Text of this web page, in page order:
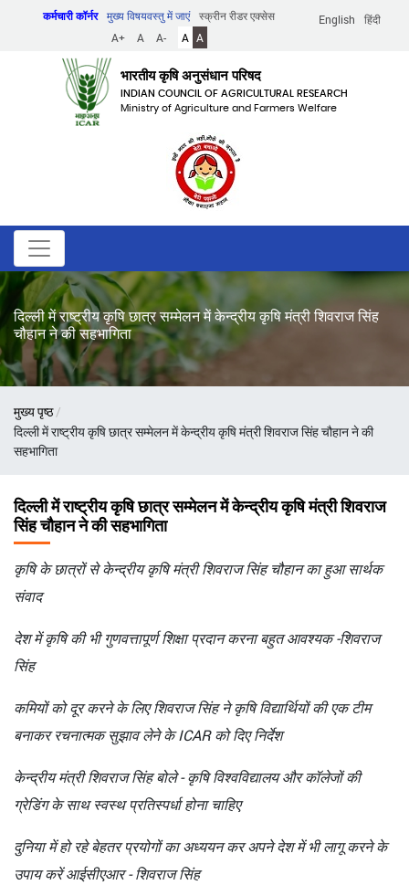
English हिंदी
कर्मचारी कॉर्नर मुख्य विषयवस्तु में जाएं
स्क्रीन रीडर एक्सेस
A+
A A- A A
भारतीय कृषि अनुसंधान परिषद
INDIAN COUNCIL OF AGRICULTURAL RESEARCH
Ministry of Agriculture and Farmers Welfare
दिल्ली में राष्ट्रीय कृषि छात्र सम्मेलन में केन्द्रीय कृषि मंत्री शिवराज सिंह
चौहान ने की सहभागिता
पग
चिन्ह
मुख्य पृष्ठ
दिल्ली में राष्ट्रीय कृषि छात्र सम्मेलन में केन्द्रीय कृषि मंत्री शिवराज सिंह चौहान ने की
सहभागिता
दिल्ली में राष्ट्रीय कृषि छात्र सम्मेलन में केन्द्रीय कृषि मंत्री शिवराज
सिंह चौहान ने की सहभागिता
कृषि के छात्रों से केन्द्रीय कृषि मंत्री शिवराज सिंह चौहान का हुआ सार्थक
संवाद
देश में कृषि की भी गुणवत्तापूर्ण शिक्षा प्रदान करना बहुत आवश्यक -शिवराज
सिंह
कमियों को दूर करने के लिए शिवराज सिंह ने कृषि विद्यार्थियों की एक टीम
बनाकर रचनात्मक सुझाव लेने के ICAR को दिए निर्देश
केन्द्रीय मंत्री शिवराज सिंह बोले - कृषि विश्वविद्यालय और कॉलेजों की
ग्रेडिंग के साथ स्वस्थ प्रतिस्पर्धा होना चाहिए
दुनिया में हो रहे बेहतर प्रयोगों का अध्ययन कर अपने देश में भी लागू करने के
उपाय करें आईसीएआर - शिवराज सिंह